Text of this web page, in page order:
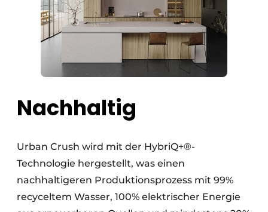
Nachhaltig
Urban Crush wird mit der HybriQ+®-
Technologie hergestellt, was einen
nachhaltigeren Produktionsprozess mit 99%
recyceltem Wasser, 100% elektrischer Energie